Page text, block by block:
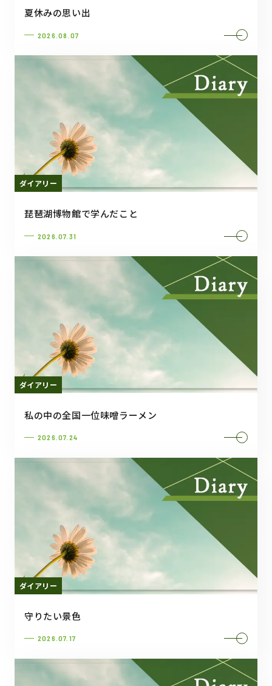
夏休みの思い出
2026.08.07
ダイアリー
琵琶湖博物館で学んだこと
2026.07.31
ダイアリー
私の中の全国一位味噌ラーメン
2026.07.24
ダイアリー
守りたい景色
2026.07.17